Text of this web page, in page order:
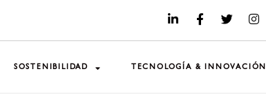
SOSTENIBILIDAD TECNOLOGÍA & INNOVACIÓN